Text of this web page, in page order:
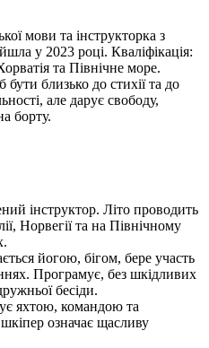
мови та інструкторка з
у 2023 році. Кваліфікація:
та Північне море.
близько до стихії та до
але дарує свободу,
борту.
інструктор. Літо проводить
Норвегії та на Північному
йогою, бігом, бере участь
Програмує, без шкідливих
бесіди.
яхтою, командою та
означає щасливу